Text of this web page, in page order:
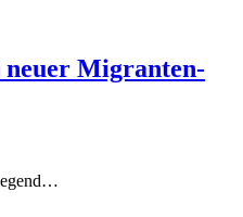
neuer Migranten-